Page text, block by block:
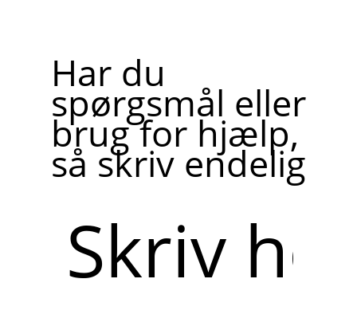
Har du
spørgsmål eller
brug for hjælp,
så skriv endelig
her